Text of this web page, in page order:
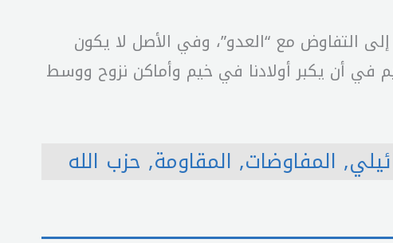
التفاوض مع “العدو”، وفي الأصل لا يكون
في أن يكبر أولادنا في خيم وأماكن نزوح ووسط
, المفاوضات, المقاومة, حزب الله